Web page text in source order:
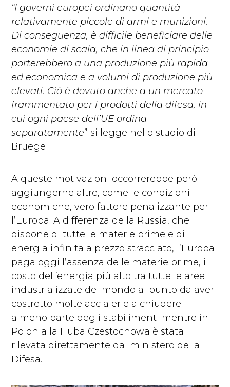
“I governi europei ordinano quantità
relativamente piccole di armi e munizioni.
Di conseguenza, è difficile beneficiare delle
economie di scala, che in linea di principio
porterebbero a una produzione più rapida
ed economica e a volumi di produzione più
elevati. Ciò è dovuto anche a un mercato
frammentato per i prodotti della difesa, in
cui ogni paese dell’UE ordina
separatamente” si legge nello studio di
Bruegel.
A queste motivazioni occorrerebbe però
aggiungerne altre, come le condizioni
economiche, vero fattore penalizzante per
l’Europa. A differenza della Russia, che
dispone di tutte le materie prime e di
energia infinita a prezzo stracciato, l’Europa
paga oggi l’assenza delle materie prime, il
costo dell’energia più alto tra tutte le aree
industrializzate del mondo al punto da aver
costretto molte acciaierie a chiudere
almeno parte degli stabilimenti mentre in
Polonia la Huba Czestochowa è stata
rilevata direttamente dal ministero della
Difesa.